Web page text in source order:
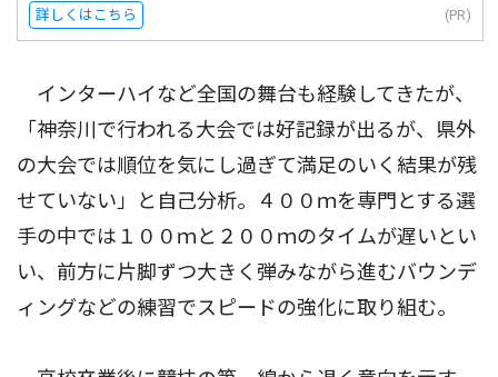
詳しくはこちら (PR)
インターハイなど全国の舞台も経験してきたが、
「神奈川で行われる大会では好記録が出るが、県外
の大会では順位を気にし過ぎて満足のいく結果が残
せていない」と自己分析。４００ｍを専門とする選
手の中では１００ｍと２００ｍのタイムが遅いとい
い、前方に片脚ずつ大きく弾みながら進むバウンデ
ィングなどの練習でスピードの強化に取り組む。